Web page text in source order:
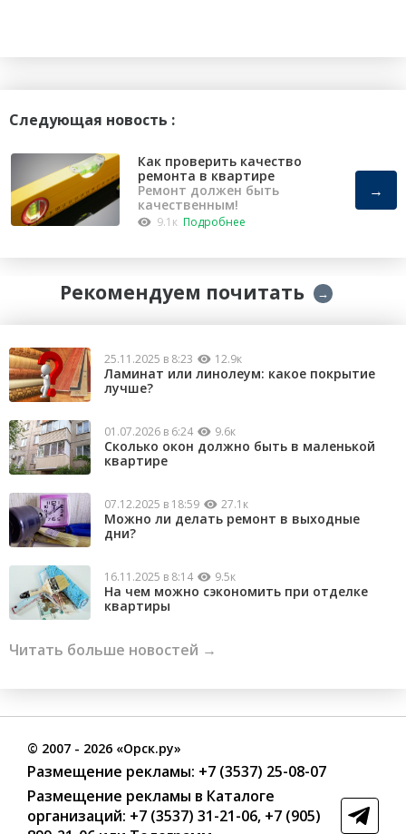
Следующая новость :
Как проверить качество
ремонта в квартире
Ремонт должен быть
качественным!
9.1к Подробнее
→
Рекомендуем почитать →
25.11.2025 в 8:23 12.9к
Ламинат или линолеум: какое покрытие
лучше?
01.07.2026 в 6:24 9.6к
Сколько окон должно быть в маленькой
квартире
07.12.2025 в 18:59 27.1к
Можно ли делать ремонт в выходные
дни?
16.11.2025 в 8:14 9.5к
На чем можно сэкономить при отделке
квартиры
Читать больше новостей →
© 2007 - 2026 «Орск.ру»
Размещение рекламы: +7 (3537) 25-08-07
Размещение рекламы в Каталоге
организаций: +7 (3537) 31-21-06, +7 (905)